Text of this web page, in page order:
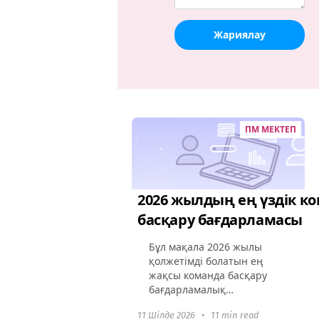
Жариялау
ПМ МЕКТЕП
2026 жылдың ең үздік
басқару бағдарламасы
Бұл мақала 2026 жылы
қолжетімді болатын ең
жақсы команда басқару
бағдарламалық
терең зерттеу жүргізеді.
11 Шілде 2026 • 11 min read